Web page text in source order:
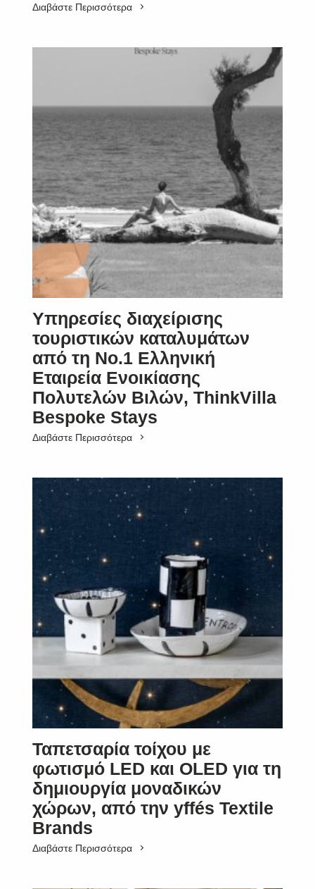
Διαβάστε Περισσότερα
Υπηρεσίες διαχείρισης
τουριστικών καταλυμάτων
από τη Νο.1 Ελληνική
Εταιρεία Ενοικίασης
Πολυτελών Βιλών, ThinkVilla
Bespoke Stays
Διαβάστε Περισσότερα
Ταπετσαρία τοίχου με
φωτισμό LED και OLED για τη
δημιουργία μοναδικών
χώρων, από την yffés Textile
Brands
Διαβάστε Περισσότερα